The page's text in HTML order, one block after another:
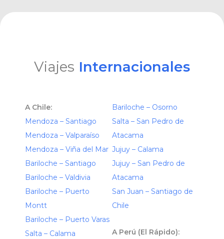
Viajes Internacionales
A Chile:
Mendoza – Santiago
Mendoza – Valparaíso
Mendoza – Viña del Mar
Bariloche – Santiago
Bariloche – Valdivia
Bariloche – Puerto
Montt
Bariloche – Puerto Varas
Salta – Calama
Bariloche – Osorno
Salta – San Pedro de
Atacama
Jujuy – Calama
Jujuy – San Pedro de
Atacama
San Juan – Santiago de
Chile
A Perú (El Rápido):